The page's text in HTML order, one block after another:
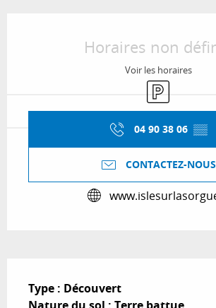
Horaires non
Voir les horaires
Parking
04 90 38 06 ▒▒
CONTACTEZ-NOUS
Type : Découvert